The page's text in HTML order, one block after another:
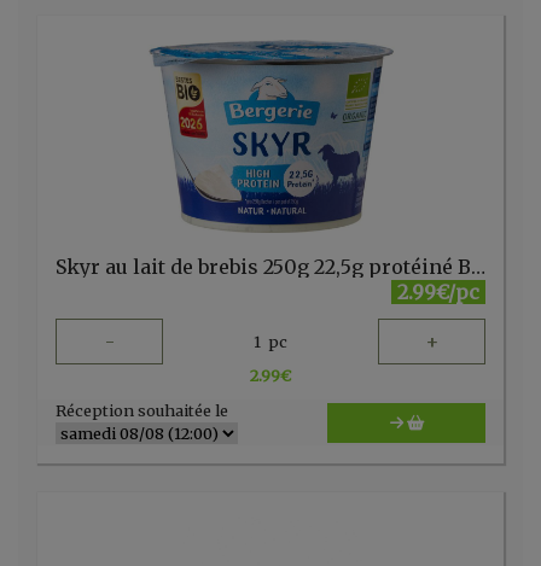
Skyr au lait de brebis 250g 22,5g protéiné Bergerie
2.99€/pc
- 1 pc +
2.99€
Réception souhaitée le